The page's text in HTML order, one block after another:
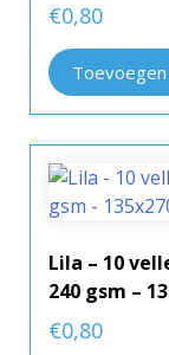
€0,80
Lila – 10
240 gsm –
€0,80